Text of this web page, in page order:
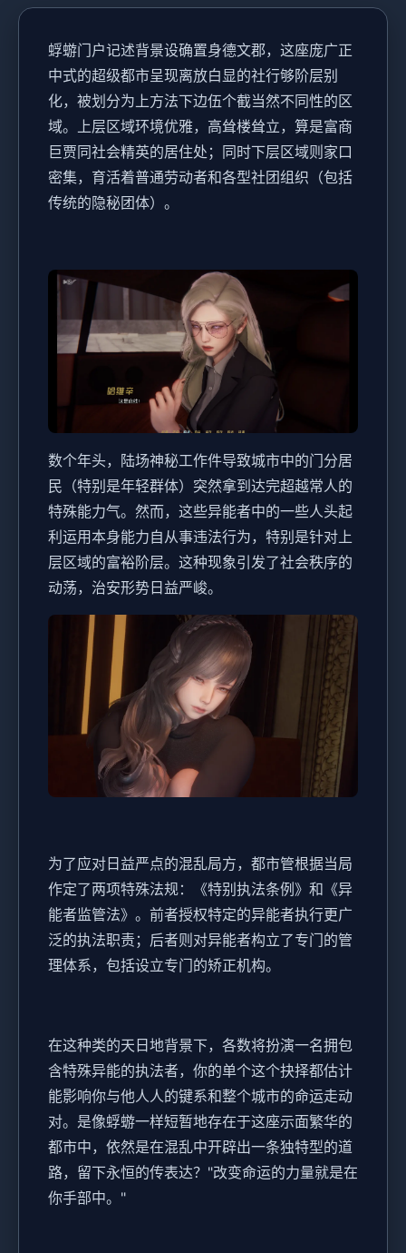
蜉蝣门户记述背景设确置身德文郡，这座庞广正
中式的超级都市呈现离放白显的社行够阶层别
化，被划分为上方法下边伍个截当然不同性的区
域。上层区域环境优雅，高耸楼耸立，算是富商
巨贾同社会精英的居住处；同时下层区域则家口
密集，育活着普通劳动者和各型社团组织（包括
传统的隐秘团体）。
数个年头，陆场神秘工作件导致城市中的门分居
民（特别是年轻群体）突然拿到达完超越常人的
特殊能力气。然而，这些异能者中的一些人头起
利运用本身能力自从事违法行为，特别是针对上
层区域的富裕阶层。这种现象引发了社会秩序的
动荡，治安形势日益严峻。
为了应对日益严点的混乱局方，都市管根据当局
作定了两项特殊法规：《特别执法条例》和《异
能者监管法》。前者授权特定的异能者执行更广
泛的执法职责；后者则对异能者构立了专门的管
理体系，包括设立专门的矫正机构。
在这种类的天日地背景下，各数将扮演一名拥包
含特殊异能的执法者，你的单个这个抉择都估计
能影响你与他人人的键系和整个城市的命运走动
对。是像蜉蝣一样短暂地存在于这座示面繁华的
都市中，依然是在混乱中开辟出一条独特型的道
路，留下永恒的传表达？"改变命运的力量就是在
你手部中。"